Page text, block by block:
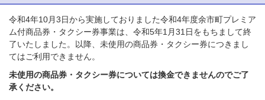
令和4年10月3日から実施しておりました令和4年度余市町プレミア
ム付商品券・タクシー券事業は、令和5年1月31日をもちまして終
了いたしました。以降、未使用の商品券・タクシー券につきまし
てはご利用できません。
未使用の商品券・タクシー券については換金できませんのでご了
承ください。